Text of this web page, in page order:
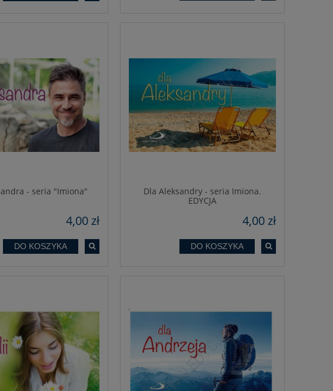
- seria "Imiona"
4,00 zł
DO KOSZYKA
Dla Aleksandry - seria Imiona.
EDYCJA
4,00 zł
DO KOSZYKA